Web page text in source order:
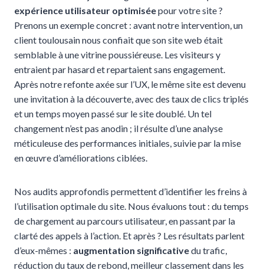
expérience utilisateur optimiséepour votre site ?
Prenons un exemple concret : avant notre intervention, un
client toulousain nous confiait que son site web était
semblable à une vitrine poussiéreuse. Les visiteurs y
entraient par hasard et repartaient sans engagement.
Après notre refonte axée sur l’UX, le même site est devenu
une invitation à la découverte, avec des taux de clics triplés
et un temps moyen passé sur le site doublé. Un tel
changement n’est pas anodin ; il résulte d’une analyse
méticuleuse des performances initiales, suivie par la mise
en œuvre d’améliorations ciblées.
Nos audits approfondis permettent d’identifier les freins à
l’utilisation optimale du site. Nous évaluons tout : du temps
de chargement au parcours utilisateur, en passant par la
clarté des appels à l’action. Et après ? Les résultats parlent
d’eux-mêmes : augmentation significativedu trafic,
réduction du taux de rebond, meilleur classement dans les